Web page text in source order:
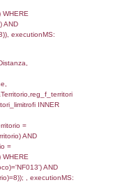
= 1)
JOIN
=